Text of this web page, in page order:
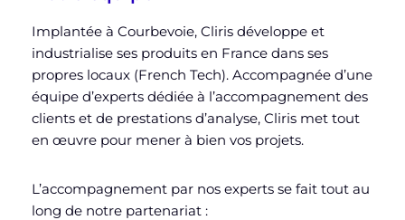
Implantée à Courbevoie, Cliris développe et
industrialise ses produits en France dans ses
propres locaux (French Tech). Accompagnée d’une
équipe d’experts dédiée à l’accompagnement des
clients et de prestations d’analyse, Cliris met tout
en œuvre pour mener à bien vos projets.
L’accompagnement par nos experts se fait tout au
long de notre partenariat :